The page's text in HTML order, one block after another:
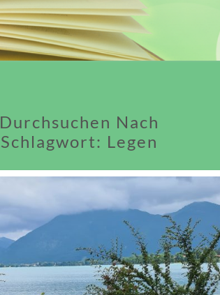
Durchsuchen Nach
Schlagwort: Legen